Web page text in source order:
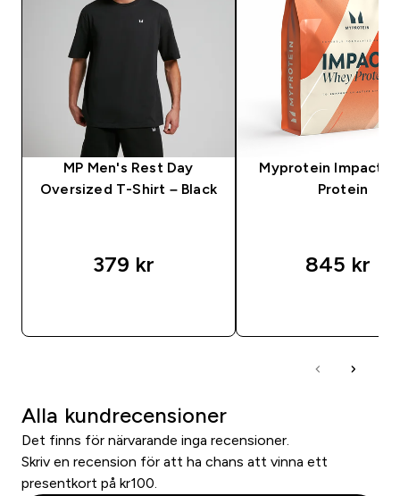
MP Men's Rest Day
Oversized T-Shirt – Black
379 kr‎
Myprotein Impact
Protein
845 kr‎
Alla kundrecensioner
Det finns för närvarande inga recensioner.
Skriv en recension för att ha chans att vinna ett
presentkort på kr100.